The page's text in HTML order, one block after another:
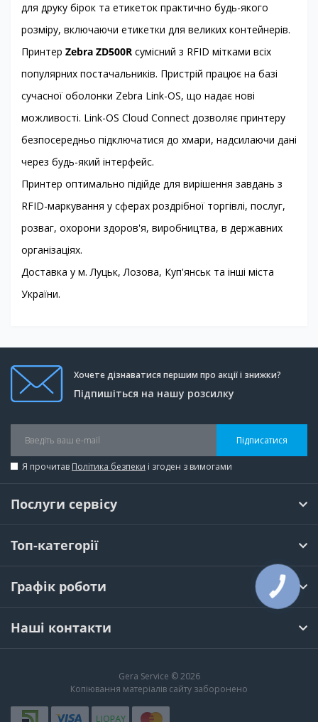
для друку бірок та етикеток практично будь-якого
розміру, включаючи етикетки для великих контейнерів.
Принтер Zebra ZD500R сумісний з RFID мітками всіх
популярних постачальників. Пристрій працює на базі
сучасної оболонки Zebra Link-OS, що надає нові
можливості. Link-OS Cloud Connect дозволяє принтеру
безпосередньо підключатися до хмари, надсилаючи дані
через будь-який інтерфейс.
Принтер оптимально підійде для вирішення завдань з
RFID-маркування у сферах роздрібної торгівлі, послуг,
розваг, охорони здоров'я, виробництва, в державних
організаціях.
Доставка у м. Луцьк, Лозова, Куп'янськ та інші міста
України.
Хочете дізнаватися першим про акції і знижки?
Підпишіться на нашу розсилку
Підписатися
Я прочитав Політика безпеки і згоден з вимогами
Послуги сервісу
Топ-категорії
Графік роботи
Наші контакти
Gera Service © 2026
Копіювання матеріалів сайту заборонено
КНОПКА
ЗВ'ЯЗКУ